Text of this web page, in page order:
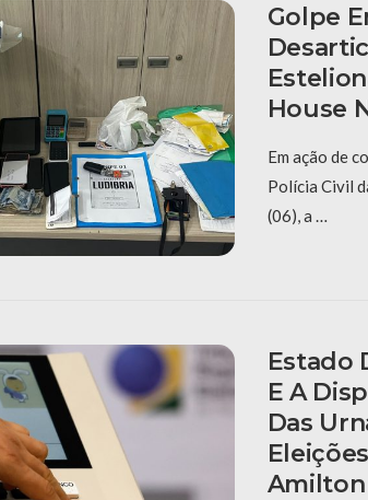
Golpe
House
Em ação de
Polícia Civil
(06), a …
Estado
E A
Das
Amilton